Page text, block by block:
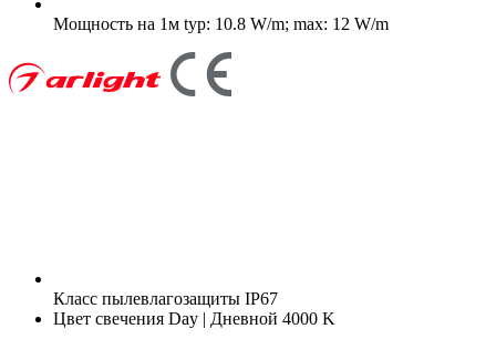
Мощность на 1м typ: 10.8 W/m; max: 12 W/m
Класс пылевлагозащиты IP67
Цвет свечения Day | Дневной 4000 K